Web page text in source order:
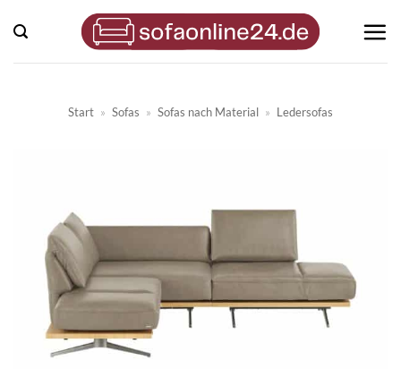
Inhalt
springen
Start » Sofas » Sofas nach Material » Ledersofas